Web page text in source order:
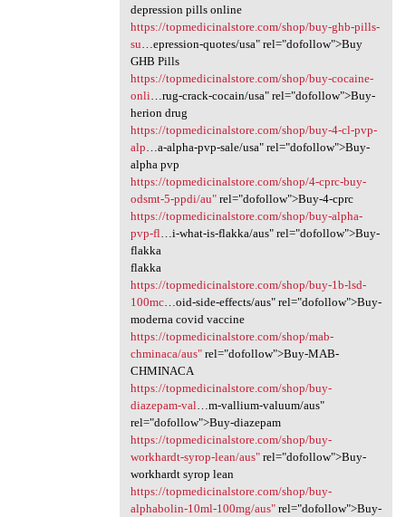
depression pills online
https://topmedicinalstore.com/shop/buy-ghb-pills-
su …epression-quotes/usa" rel="dofollow">Buy
GHB Pills
https://topmedicinalstore.com/shop/buy-cocaine-
onli …rug-crack-cocain/usa" rel="dofollow">Buy-
herion drug
https://topmedicinalstore.com/shop/buy-4-cl-pvp-
alp …a-alpha-pvp-sale/usa" rel="dofollow">Buy-
alpha pvp
https://topmedicinalstore.com/shop/4-cprc-buy-
odsmt-5-ppdi/au"rel="dofollow">Buy-4-cprc
https://topmedicinalstore.com/shop/buy-alpha-
pvp-fl …i-what-is-flakka/aus" rel="dofollow">Buy-
flakka
flakka
https://topmedicinalstore.com/shop/buy-1b-lsd-
100mc…oid-side-effects/aus" rel="dofollow">Buy-
moderna covid vaccine
https://topmedicinalstore.com/shop/mab-
chminaca/aus"rel="dofollow">Buy-MAB-
CHMINACA
https://topmedicinalstore.com/shop/buy-
diazepam-val …m-vallium-valuum/aus"
rel="dofollow">Buy-diazepam
https://topmedicinalstore.com/shop/buy-
workhardt-syrop-lean/aus"rel="dofollow">Buy-
workhardt syrop lean
https://topmedicinalstore.com/shop/buy-
alphabolin-10ml-100mg/aus"rel="dofollow">Buy-